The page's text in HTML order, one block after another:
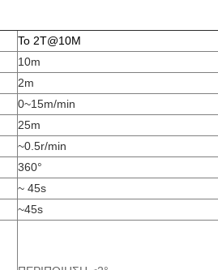
Το 2T@10M
10m
2m
0~15m/min
25m
~0.5r/min
360°
~ 45s
~45s